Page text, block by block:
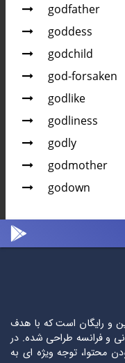
godfather
goddess
godchild
god-forsaken
godlike
godliness
godly
godmother
godown
و رایگان است که با هدف
و فرانسه طراحی شده. در
محتوا، توجه ویژه ای به